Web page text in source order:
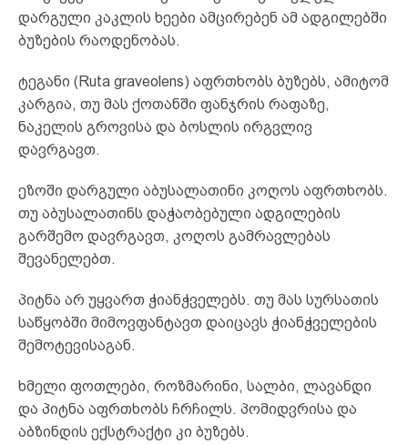
დარგული კაკლის ხეები ამცირებენ ამ ადგილებში
ბუზების რაოდენობას.
ტეგანი (Ruta graveolens) აფრთხობს ბუზებს, ამიტომ
კარგია, თუ მას ქოთანში ფანჯრის რაფაზე,
ნაკელის გროვისა და ბოსლის ირგვლივ
დავრგავთ.
ეზოში დარგული აბუსალათინი კოღოს აფრთხობს.
თუ აბუსალათინს დაჭაობებული ადგილების
გარშემო დავრგავთ, კოღოს გამრავლებას
შევანელებთ.
პიტნა არ უყვართ ჭიანჭველებს. თუ მას სურსათის
საწყობში მიმოვფანტავთ დაიცავს ჭიანჭველების
შემოტევისაგან.
ხმელი ფოთლები, როზმარინი, სალბი, ლავანდი
და პიტნა აფრთხობს ჩრჩილს. პომიდვრისა და
აბზინდის ექსტრაქტი კი ბუზებს.